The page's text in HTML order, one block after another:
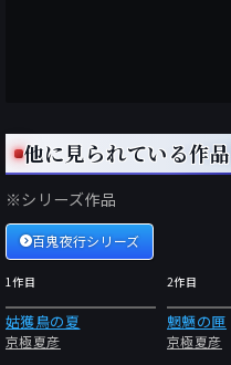
他に見られている作品
※シリーズ作品
百鬼夜行シリーズ
1作目
姑獲鳥の夏
京極夏彦
2作目
魍魎の匣
京極夏彦